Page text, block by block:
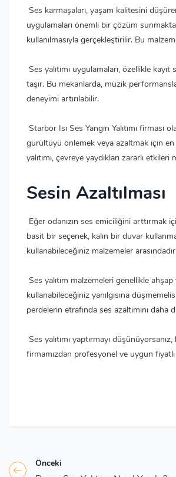
Ses karmaşaları, yaşam kalitesini
uygulamaları önemli bir çözüm
kullanılmasıyla gerçekleştirilir. Bu
Ses yalıtımı uygulamaları, özellikle
taşır. Bu mekanlarda, müzik
deneyimi artırılabilir.
Starbor Isı Ses Yangın Yalıtımı
gürültüyü önlemek veya azaltmak için
yalıtımı, çevreye yaydıkları zararlı
Sesin Azaltılması
Eğer odanızın ses emiciliğini arttırmak
basit bir seçenek, kalın bir duvar
kullanabileceğiniz malzemeler
Ses yalıtım malzemeleri genellikle
kullanabileceğiniz yanılgısına
perdelerin etrafında ses azaltımını daha
Ses yalıtımı yaptırmayı
firmamızdan profesyonel ve uygun
Önceki